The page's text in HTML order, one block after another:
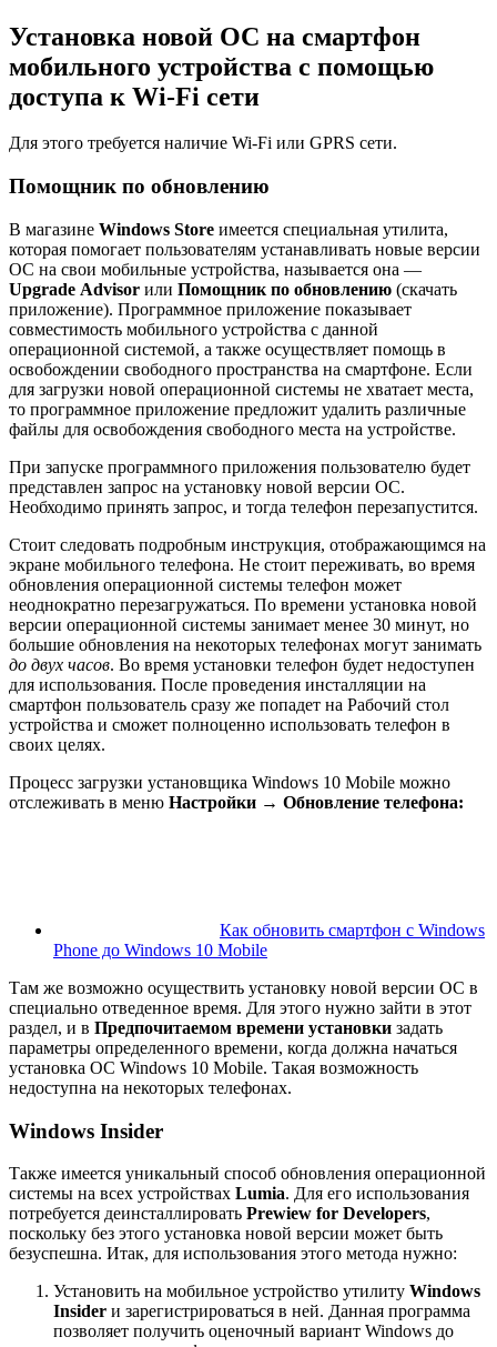
Установка новой ОС на смартфон
мобильного устройства с помощью
доступа к Wi-Fi сети
Для этого требуется наличие Wi-Fi или GPRS сети.
Помощник по обновлению
В магазине Windows Store имеется специальная утилита,
которая помогает пользователям устанавливать новые версии
ОС на свои мобильные устройства, называется она —
Upgrade Advisor или Помощник по обновлению (скачать
приложение). Программное приложение показывает
совместимость мобильного устройства с данной
операционной системой, а также осуществляет помощь в
освобождении свободного пространства на смартфоне. Если
для загрузки новой операционной системы не хватает места,
то программное приложение предложит удалить различные
файлы для освобождения свободного места на устройстве.
При запуске программного приложения пользователю будет
представлен запрос на установку новой версии ОС.
Необходимо принять запрос, и тогда телефон перезапустится.
Стоит следовать подробным инструкция, отображающимся на
экране мобильного телефона. Не стоит переживать, во время
обновления операционной системы телефон может
неоднократно перезагружаться. По времени установка новой
версии операционной системы занимает менее 30 минут, но
большие обновления на некоторых телефонах могут занимать
до двух часов. Во время установки телефон будет недоступен
для использования. После проведения инсталляции на
смартфон пользователь сразу же попадет на Рабочий стол
устройства и сможет полноценно использовать телефон в
своих целях.
Процесс загрузки установщика Windows 10 Mobile можно
отслеживать в меню Настройки → Обновление телефона:
Как обновить смартфон с Windows
Phone до Windows 10 Mobile
Там же возможно осуществить установку новой версии ОС в
специально отведенное время. Для этого нужно зайти в этот
раздел, и в Предпочитаемом времени установки задать
параметры определенного времени, когда должна начаться
установка ОС Windows 10 Mobile. Такая возможность
недоступна на некоторых телефонах.
Windows Insider
Также имеется уникальный способ обновления операционной
системы на всех устройствах Lumia. Для его использования
потребуется деинсталлировать Prewiew for Developers,
поскольку без этого установка новой версии может быть
безуспешна. Итак, для использования этого метода нужно:
Установить на мобильное устройство утилиту Windows
Insider и зарегистрироваться в ней. Данная программа
позволяет получить оценочный вариант Windows до